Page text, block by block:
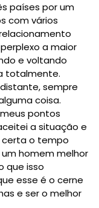
países por um
com vários
a maior
e voltando
totalmente.
sempre
coisa.
pontos
a situação e
o tempo
homem melhor
que isso
esse é o cerne
e ser o melhor